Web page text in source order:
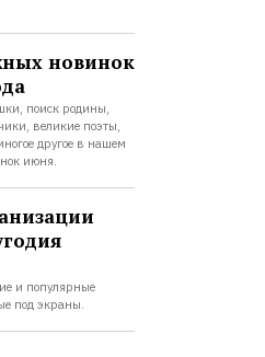
новинок
поиск родины,
великие поэты,
другое в нашем
июня.
и популярные
под экраны.